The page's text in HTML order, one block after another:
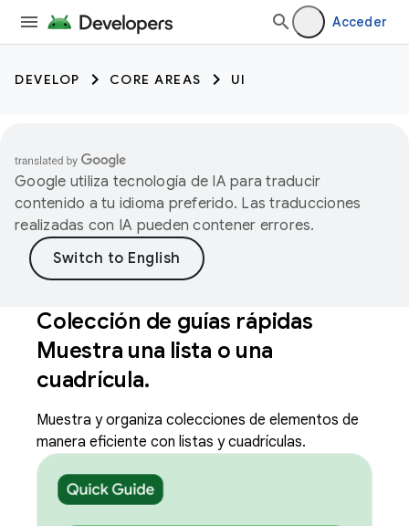
Acceder
DEVELOP CORE AREAS UI
Google utiliza tecnología de IA para traducir
contenido a tu idioma preferido. Las traducciones
realizadas con IA pueden contener errores.
Colección de guías rápidas
Muestra una lista o una
cuadrícula.
Muestra y organiza colecciones de elementos de
manera eficiente con listas y cuadrículas.